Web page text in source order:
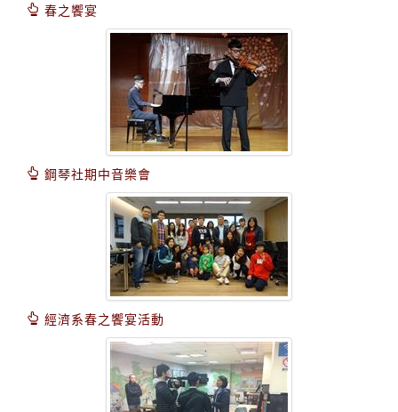
春之饗宴
鋼琴社期中音樂會
經濟系春之饗宴活動